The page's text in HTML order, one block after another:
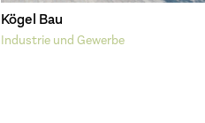
Kögel Bau
Industrie und Gewerbe